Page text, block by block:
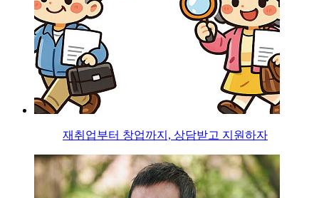
재취업부터 창업까지, 상담받고 지원하자